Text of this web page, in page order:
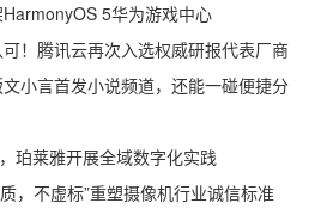
HarmonyOS 5华为游戏中心
！腾讯云再次入选权威研报代表厂商
小言首发小说频道，还能一碰便捷分
珀莱雅开展全域数字化实践
，不虚标”重塑摄像机行业诚信标准